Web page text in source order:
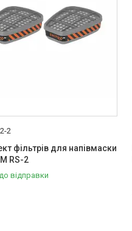
2
фільтрів для напівмаски
RS-2
відправки